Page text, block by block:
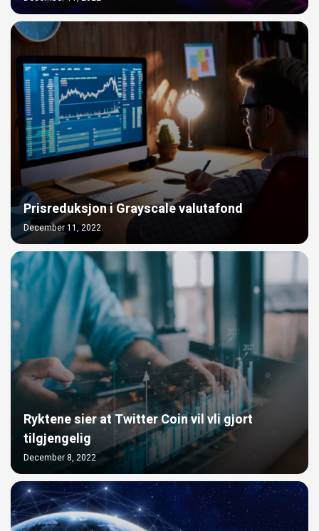
Prisreduksjon i Grayscale valutafond
December 11, 2022
Ryktene sier at Twitter Coin vil vli gjort
tilgjengelig
December 8, 2022